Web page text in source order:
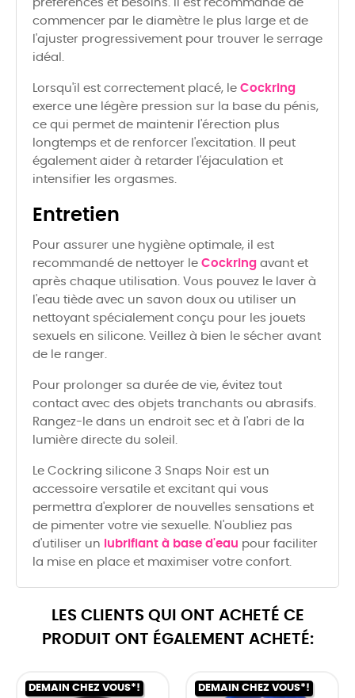
préférences et besoins. Il est recommandé de
commencer par le diamètre le plus large et de
l'ajuster progressivement pour trouver le serrage
idéal.
Lorsqu'il est correctement placé, le Cockring
exerce une légère pression sur la base du pénis,
ce qui permet de maintenir l'érection plus
longtemps et de renforcer l'excitation. Il peut
également aider à retarder l'éjaculation et
intensifier les orgasmes.
Entretien
Pour assurer une hygiène optimale, il est
recommandé de nettoyer le Cockring avant et
après chaque utilisation. Vous pouvez le laver à
l'eau tiède avec un savon doux ou utiliser un
nettoyant spécialement conçu pour les jouets
sexuels en silicone. Veillez à bien le sécher avant
de le ranger.
Pour prolonger sa durée de vie, évitez tout
contact avec des objets tranchants ou abrasifs.
Rangez-le dans un endroit sec et à l'abri de la
lumière directe du soleil.
Le Cockring silicone 3 Snaps Noir est un
accessoire versatile et excitant qui vous
permettra d'explorer de nouvelles sensations et
de pimenter votre vie sexuelle. N'oubliez pas
d'utiliser un
lubrifiant à base d'eau pour faciliter
la mise en place et maximiser votre confort.
LES CLIENTS QUI ONT ACHETÉ CE
PRODUIT ONT ÉGALEMENT ACHETÉ:
DEMAIN CHEZ VOUS*! DEMAIN CHEZ VOUS*!